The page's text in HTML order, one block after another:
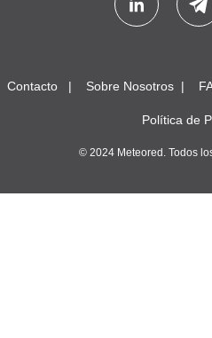
Contacto Sobre Nosotros
Política de
© 2024 Meteored. Todos